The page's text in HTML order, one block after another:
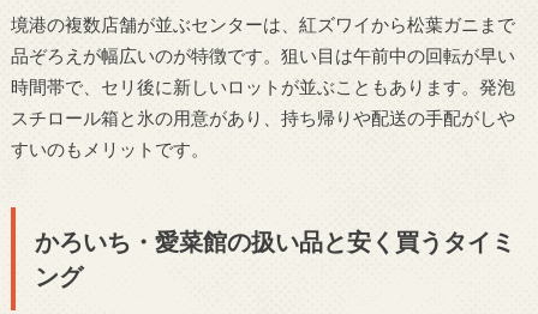
境港の複数店舗が並ぶセンターは、紅ズワイから松葉ガニまで
品ぞろえが幅広いのが特徴です。狙い目は午前中の回転が早い
時間帯で、セリ後に新しいロットが並ぶこともあります。発泡
スチロール箱と氷の用意があり、持ち帰りや配送の手配がしや
すいのもメリットです。
かろいち・愛菜館の扱い品と安く買うタイミ
ング